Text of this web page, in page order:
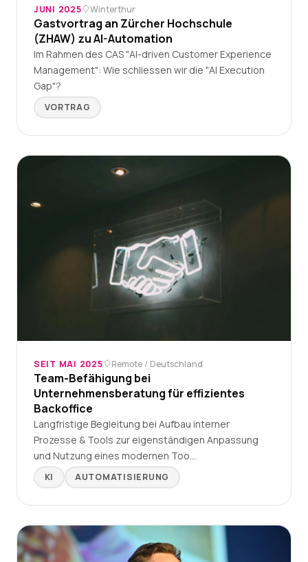
JUNI 2025 Winterthur
Gastvortrag an Zürcher Hochschule
(ZHAW) zu AI-Automation
Im Rahmen des CAS "AI-driven Customer Experience
Management": Wie schliessen wir die "AI Execution
Gap"?
VORTRAG
SEIT MAI 2025 Remote / Deutschland
Team-Befähigung bei
Unternehmensberatung für effizientes
Backoffice
Langfristige Begleitung bei Aufbau interner
Prozesse & Tools zur eigenständigen Anpassung
und Nutzung eines modernen Too…
KI AUTOMATISIERUNG